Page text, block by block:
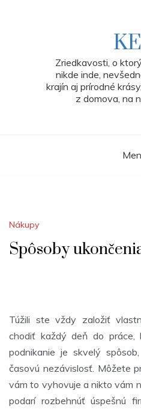
Zriedkavosti, o
nikde inde,
krajín aj prírodné
z domova, na
Nákupy
Spôsoby
Túžili ste vždy založiť
chodiť každý deň do práce,
podnikanie je skvelý
časovú nezávislosť. Môžete
vám to vyhovuje a nikto vám
podarí rozbehnúť úspešnú